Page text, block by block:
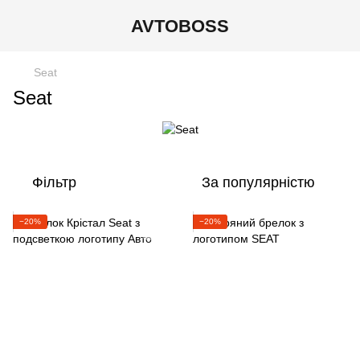
AVTOBOSS
Seat
Seat
Фільтр За популярністю
−20% −20%